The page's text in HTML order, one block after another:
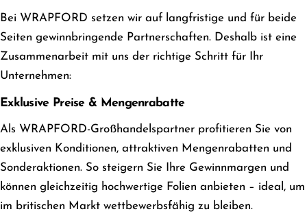
Bei WRAPFORD setzen wir auf langfristige und für beide
Seiten gewinnbringende Partnerschaften. Deshalb ist eine
Zusammenarbeit mit uns der richtige Schritt für Ihr
Unternehmen:
Exklusive Preise & Mengenrabatte
Als WRAPFORD-Großhandelspartner profitieren Sie von
exklusiven Konditionen, attraktiven Mengenrabatten und
Sonderaktionen. So steigern Sie Ihre Gewinnmargen und
können gleichzeitig hochwertige Folien anbieten – ideal, um
im britischen Markt wettbewerbsfähig zu bleiben.